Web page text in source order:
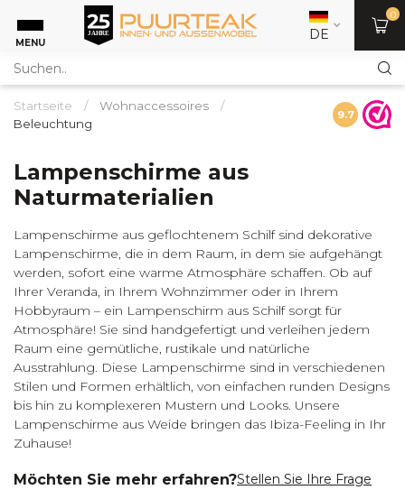
MENU DE
0
Startseite / Wohnaccessoires
/
Beleuchtung
9.7
Lampenschirme aus
Naturmaterialien
Lampenschirme aus geflochtenem Schilf sind dekorative
Lampenschirme, die in dem Raum, in dem sie aufgehängt
werden, sofort eine warme Atmosphäre schaffen. Ob auf
Ihrer Veranda, in Ihrem Wohnzimmer oder in Ihrem
Hobbyraum – ein Lampenschirm aus Schilf sorgt für
Atmosphäre! Sie sind handgefertigt und verleihen jedem
Raum eine gemütliche, rustikale und natürliche
Ausstrahlung. Diese Lampenschirme sind in verschiedenen
Stilen und Formen erhältlich, von einfachen runden Designs
bis hin zu komplexeren Mustern und Looks. Unsere
Lampenschirme aus Weide bringen das Ibiza-Feeling in Ihr
Zuhause!
Möchten Sie mehr erfahren?Stellen Sie Ihre Frage